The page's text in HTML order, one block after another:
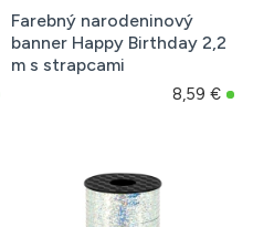
Farebný narodeninový
banner Happy Birthday 2,2
m s strapcami
8,59 €